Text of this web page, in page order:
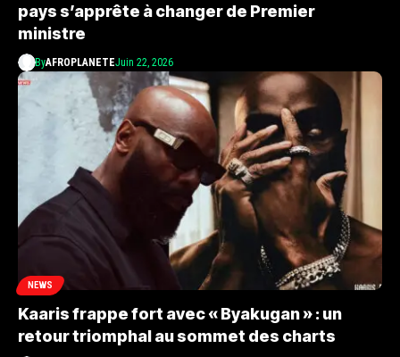
pays s’apprête à changer de Premier
ministre
ByAFROPLANETEJuin 22, 2026
NEWS
Kaaris frappe fort avec « Byakugan » : un
retour triomphal au sommet des charts